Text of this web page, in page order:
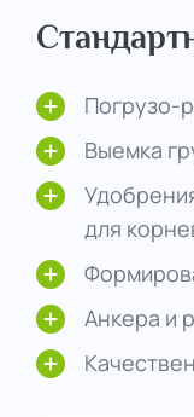
Погрузо-
Выемка
для
Анкера и